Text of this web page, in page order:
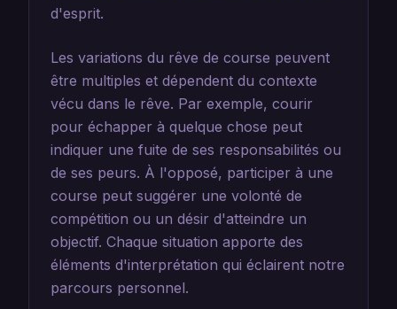
d'esprit.
Les variations du rêve de course peuvent
être multiples et dépendent du contexte
vécu dans le rêve. Par exemple, courir
pour échapper à quelque chose peut
indiquer une fuite de ses responsabilités ou
de ses peurs. À l'opposé, participer à une
course peut suggérer une volonté de
compétition ou un désir d'atteindre un
objectif. Chaque situation apporte des
éléments d'interprétation qui éclairent notre
parcours personnel.